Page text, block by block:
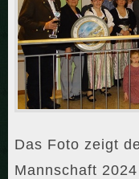
Das Foto zeigt
Mannschaft 2024